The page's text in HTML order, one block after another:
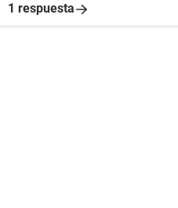
1 respuesta